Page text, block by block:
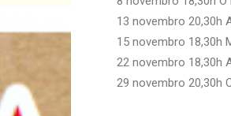
13 novembro 20,30h
15 novembro 18,30h
22 novembro 18,30h
29 novembro 20,30h